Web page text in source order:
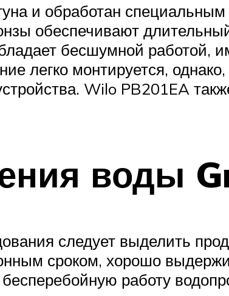
и обработан
обеспечивают
бесшумной работой,
легко монтируется,
Wilo PB201EA
воды
следует выделить
сроком, хорошо
работу